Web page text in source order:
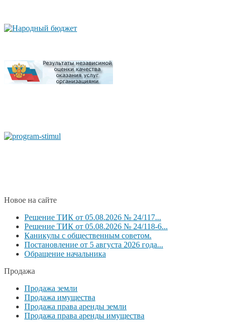
Новое на сайте
Решение ТИК от 05.08.2026 № 24/117...
Решение ТИК от 05.08.2026 № 24/118-6...
Каникулы с общественным советом.
Постановление от 5 августа 2026 года...
Обращение начальника
Продажа
Продажа земли
Продажа имущества
Продажа права аренды земли
Продажа права аренды имущества